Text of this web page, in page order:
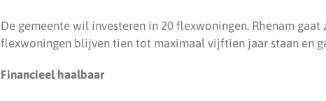
De gemeente wil investeren in 20 flexwoningen. Rhenam gaat
flexwoningen blijven tien tot maximaal vijftien jaar staan en
Financieel haalbaar